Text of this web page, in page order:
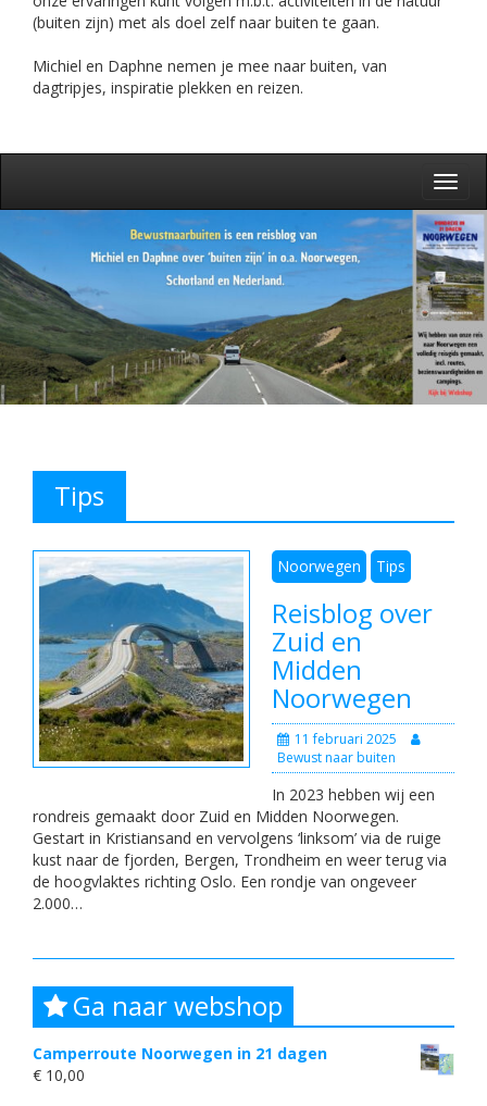
(buiten zijn) met als doel zelf naar buiten te gaan.
Michiel en Daphne nemen je mee naar buiten, van
dagtripjes, inspiratie plekken en reizen.
Tips
Noorwegen Tips
Reisblog over
Zuid en
Midden
Noorwegen
11 februari 2025
Bewust naar buiten
In 2023 hebben wij een
rondreis gemaakt door Zuid en Midden Noorwegen.
Gestart in Kristiansand en vervolgens ‘linksom’ via de ruige
kust naar de fjorden, Bergen, Trondheim en weer terug via
de hoogvlaktes richting Oslo. Een rondje van ongeveer
2.000…
Ga naar webshop
Camperroute Noorwegen in 21 dagen
€ 10,00